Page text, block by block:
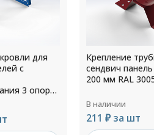
для
с
3 опоры
RAL
Крепление
сендвич
200 мм RAL
В наличии
211 ₽ за шт